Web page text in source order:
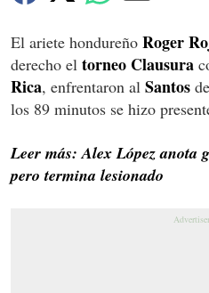
El ariete hondureño Roger
derecho el torneo Clausura
Rica, enfrentaron al Santos de
los 89 minutos se hizo
Leer más: Alex López anota
pero termina lesionado